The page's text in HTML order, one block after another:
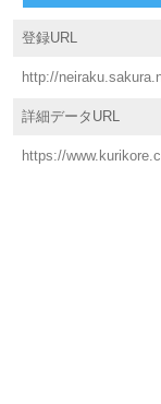
登録URL
http://
詳細データURL
https://